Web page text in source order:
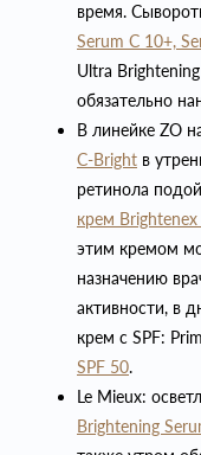
время.
Serum C 10+,
Ultra
обязательно
В линейке ZO
C-Bright в
ретинола
крем
этим кремом
назначению
активности, в
крем с SPF:
SPF 50.
Le Mieux:
Brightening